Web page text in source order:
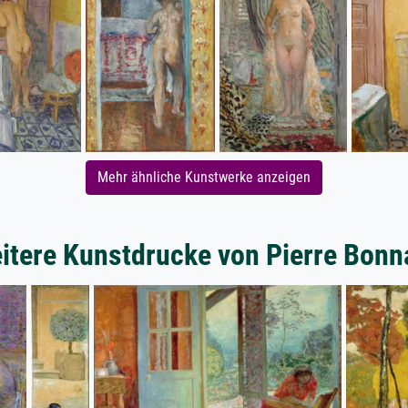
Mehr ähnliche Kunstwerke anzeigen
Kunstdrucke von Pierre